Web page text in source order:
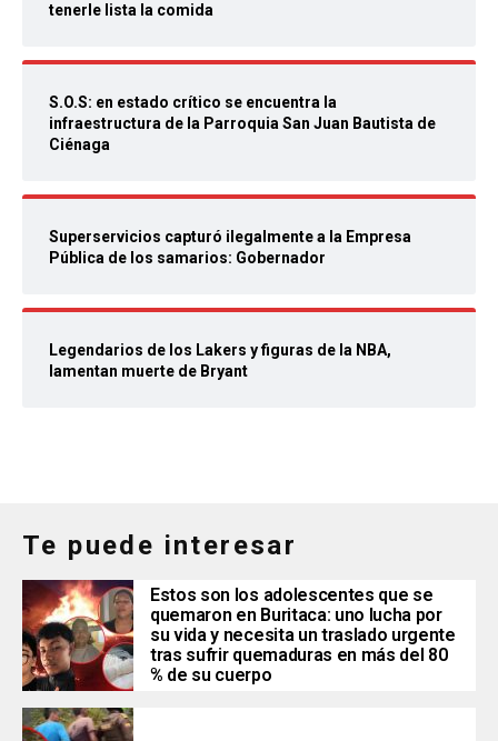
tenerle lista la comida
S.O.S: en estado crítico se encuentra la
infraestructura de la Parroquia San Juan Bautista de
Ciénaga
Superservicios capturó ilegalmente a la Empresa
Pública de los samarios: Gobernador
Legendarios de los Lakers y figuras de la NBA,
lamentan muerte de Bryant
Te puede interesar
Estos son los adolescentes que se
quemaron en Buritaca: uno lucha por
su vida y necesita un traslado urgente
tras sufrir quemaduras en más del 80
% de su cuerpo